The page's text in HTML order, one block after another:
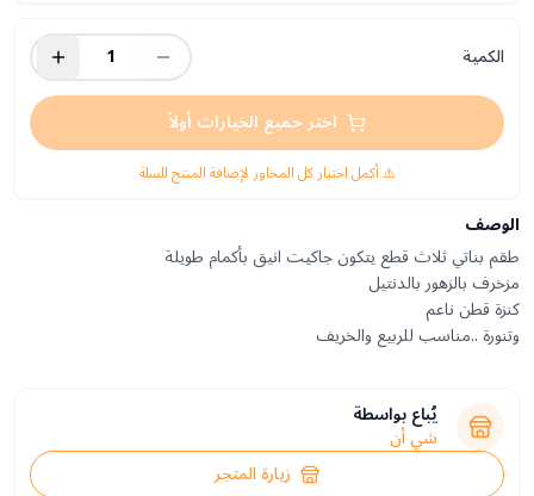
الكمية
1
اختر جميع الخيارات أولاً
⚠️ أكمل اختيار كل المحاور لإضافة المنتج للسلة
الوصف
وتنورة ..مناسب للربيع والخريف
يُباع بواسطة
شي أن
زيارة المتجر